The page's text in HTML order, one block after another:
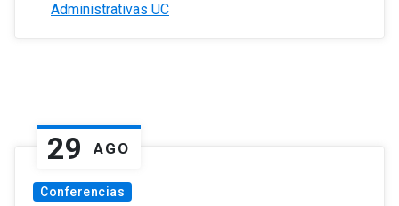
Administrativas UC
29 AGO
Conferencias